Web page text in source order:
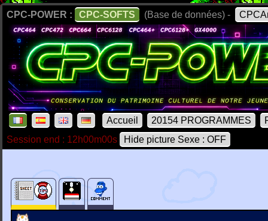
CPC-POWER : CPC-SOFTS (Base de données) -
Accueil 20154 PROGRAMMES
Session end : 12h00m00s
Hide picture Sexe : OFF